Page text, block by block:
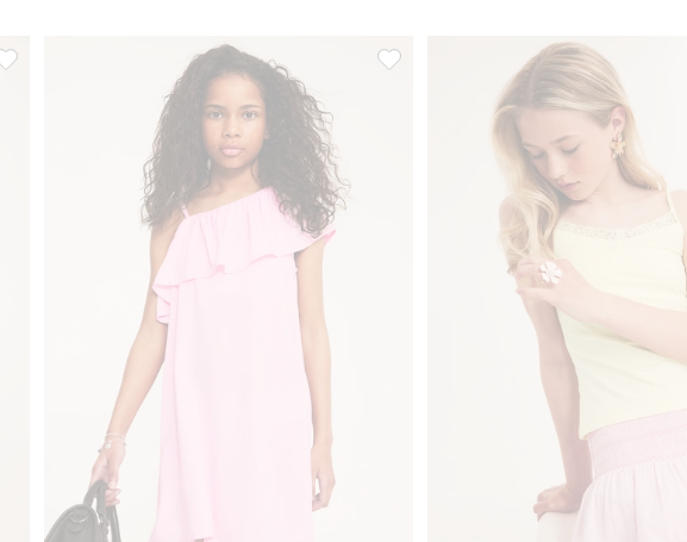
Kortärmad skjorta i frotté, Lägg till i favoriter One shoulder klänning med